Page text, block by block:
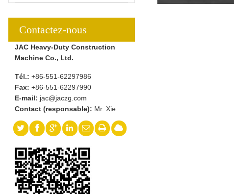
Contactez-nous
JAC Heavy-Duty Construction
Machine Co., Ltd.
Tél.: +86-551-62297986
Fax: +86-551-62297990
E-mail: jac@jaczg.com
Contact (responsable): Mr. Xie